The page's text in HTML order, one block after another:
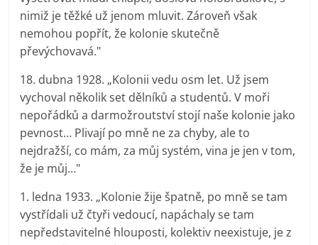
nimiž je těžké už jenom mluvit. Zároveň však
nemohou popřít, že kolonie skutečně
převýchovavá."
18. dubna 1928. „Kolonii vedu osm let. Už jsem
vychoval několik set dělníků a studentů. V moři
nepořádků a darmožroutství stojí naše kolonie jako
pevnost… Plivají po mně ne za chyby, ale to
nejdražší, co mám, za můj systém, vina je jen v tom,
že je můj…"
1. ledna 1933. „Kolonie žije špatně, po mně se tam
vystřídali už čtyři vedoucí, napáchaly se tam
nepředstavitelné hlouposti, kolektiv neexistuje, je z